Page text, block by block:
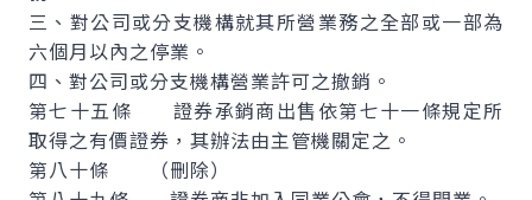
三、對公司或分支機構就其所營業務之全部或一部為
六個月以內之停業。
四、對公司或分支機構營業許可之撤銷。
第七十五條 證券承銷商出售依第七十一條規定所
取得之有價證券，其辦法由主管機關定之。
第八十條 （刪除）